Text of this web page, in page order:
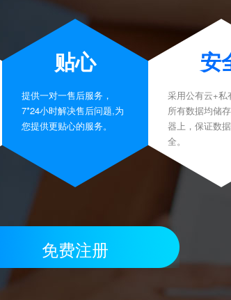
贴心
提供一对一售后服务，
7*24小时解决售后问题,为
您提供更贴心的服务。
安
采用公有云+私
所有数据均储
器上，保证数
全。
免费注册